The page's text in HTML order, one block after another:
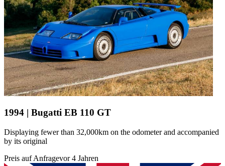
1994 | Bugatti EB 110 GT
Displaying fewer than 32,000km on the odometer and accompanied
by its original
Preis auf Anfragevor 4 Jahren